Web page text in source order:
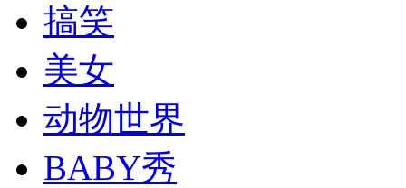
司机酒驾遇交警 急速倒车逃窜
搞笑
美女
动物世界
BABY秀